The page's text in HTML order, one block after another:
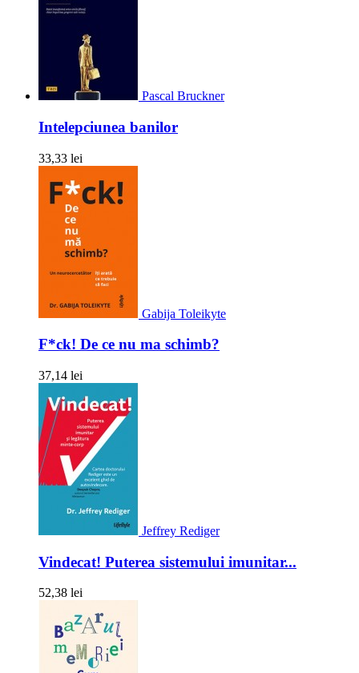
Pascal Bruckner
Intelepciunea banilor
33,33 lei
Gabija Toleikyte
F*ck! De ce nu ma schimb?
37,14 lei
Jeffrey Rediger
Vindecat! Puterea sistemului imunitar...
52,38 lei